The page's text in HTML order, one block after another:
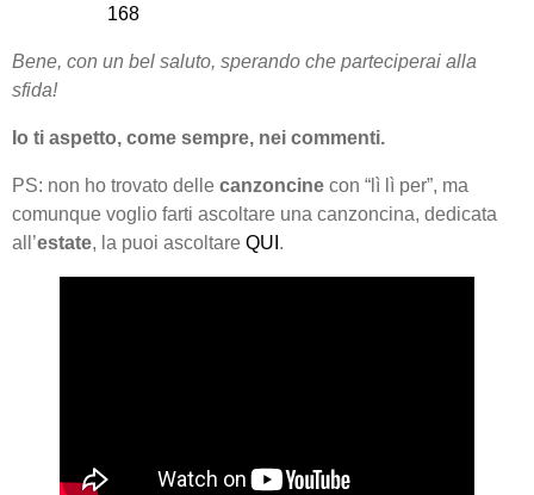
168
Bene, con un bel saluto, sperando che parteciperai alla
sfida!
Io ti aspetto, come sempre, nei commenti.
PS: non ho trovato delle canzoncine con “lì lì per”, ma
comunque voglio farti ascoltare una canzoncina, dedicata
all’estate, la puoi ascoltare QUI .